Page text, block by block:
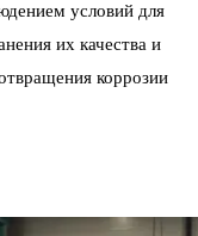
условий для
их качества и
коррозии